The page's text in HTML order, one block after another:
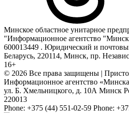
Минское областное унитарное
"Информационное агентство
600013449 . Юридический и
Беларусь, 220114, Минск, пр.
16+
© 2026 Все права защищены |
Информационное агентство
ул. Б. Хмельницкого, д. 10А Минск
220013
Phone: +375 (44) 551-02-59 Phone: